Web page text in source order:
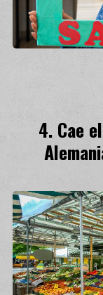
Cae